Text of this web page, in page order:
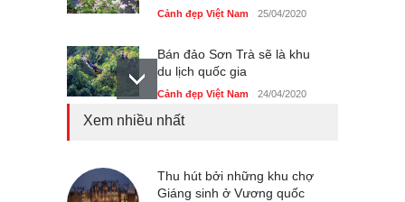
Cảnh đẹp Việt Nam 25/04/2020
Bán đảo Sơn Trà sẽ là khu
du lịch quốc gia
Cảnh đẹp Việt Nam 24/04/2020
Cảnh đẹp Việt Nam 25/04/2020
Xem nhiều nhất
Thu hút bởi những khu chợ
Giáng sinh ở Vương quốc